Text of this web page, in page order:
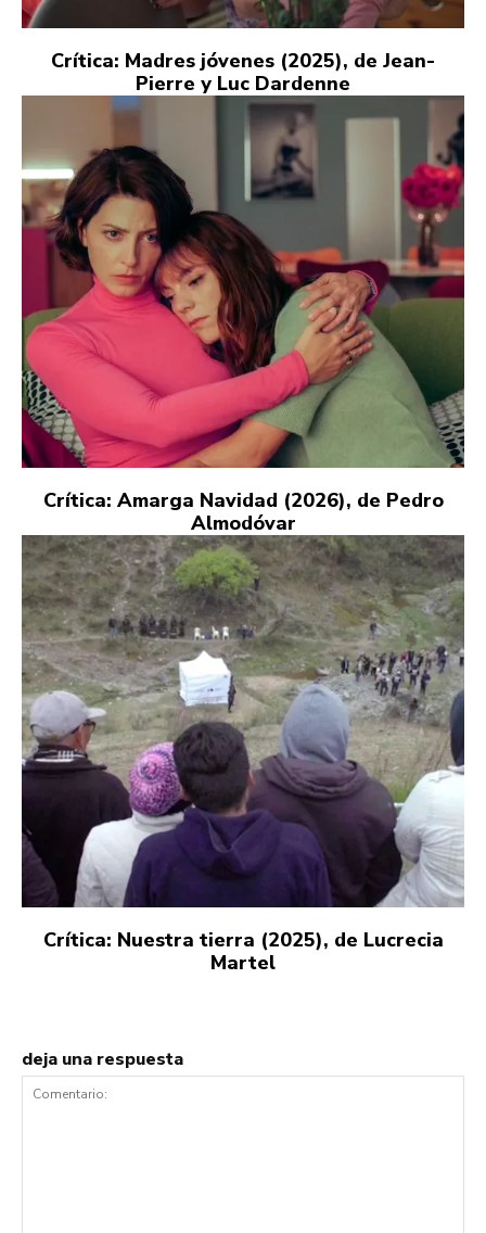
Crítica: Madres jóvenes (2025), de Jean-
Pierre y Luc Dardenne
Crítica: Amarga Navidad (2026), de Pedro
Almodóvar
Crítica: Nuestra tierra (2025), de Lucrecia
Martel
deja una respuesta